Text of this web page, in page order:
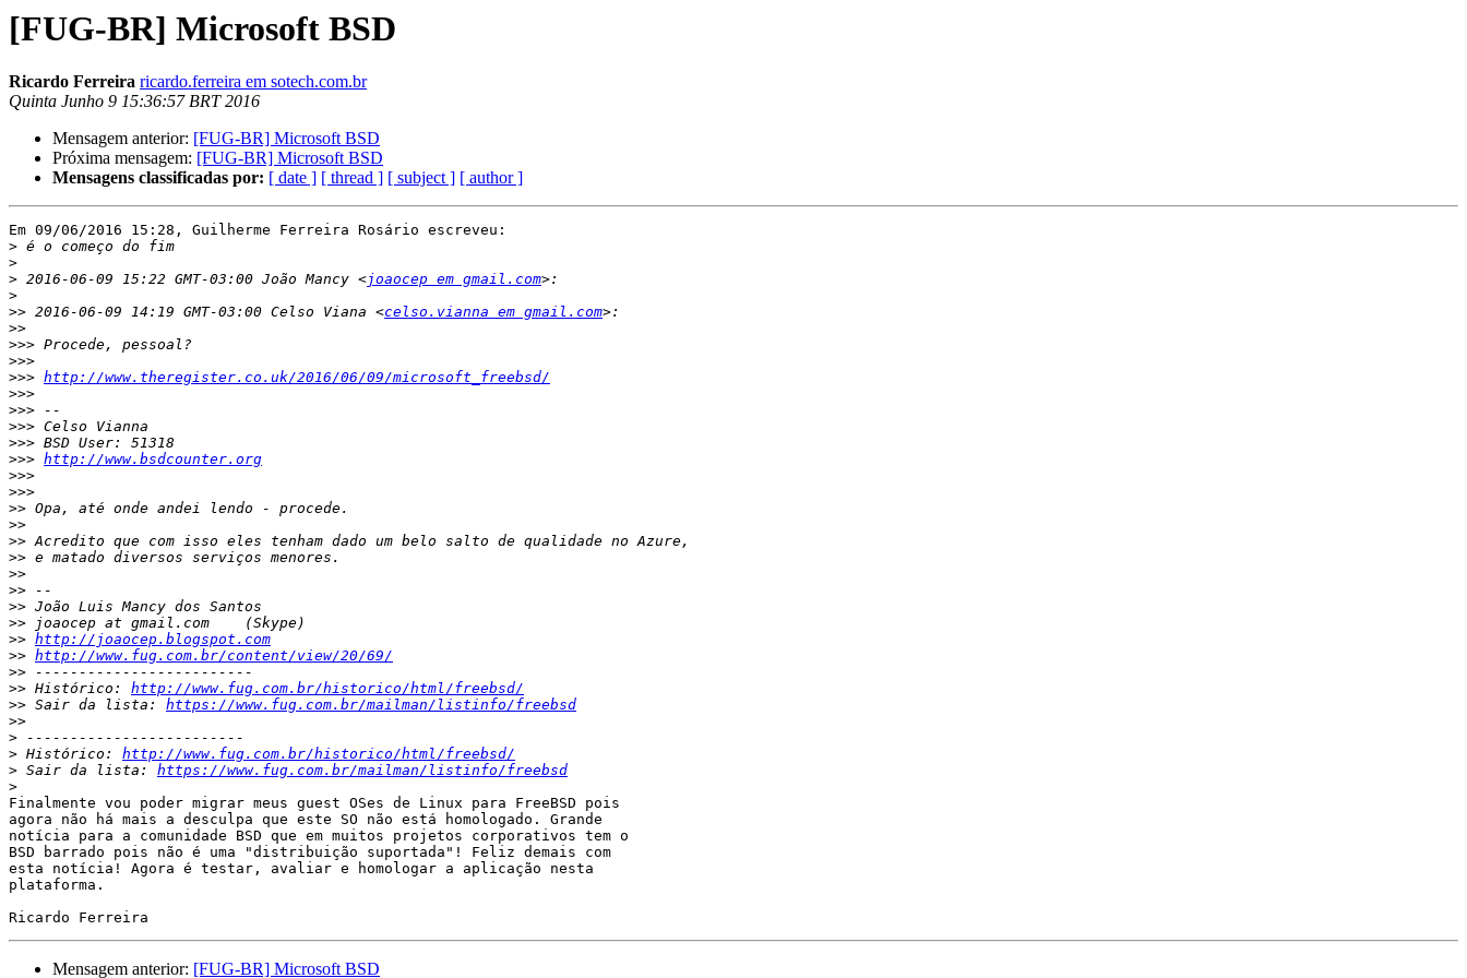
[FUG-BR] Microsoft BSD
Ricardo Ferreira ricardo.ferreira em sotech.com.br
Quinta Junho 9 15:36:57 BRT 2016
Mensagem anterior: [FUG-BR] Microsoft BSD
Próxima mensagem: [FUG-BR] Microsoft BSD
Mensagens classificadas por: [ date ] [ thread ] [ subject ] [ author ]
Em 09/06/2016 15:28, Guilherme Ferreira Rosário escreveu:
>
>
> 2016-06-09 15:22 GMT-03:00 João Mancy <joaocep em gmail.com
>
>> 2016-06-09 14:19 GMT-03:00 Celso Viana <celso.vianna em gmail.com
>>
>>>
>>>
>>> http://www.theregister.co.uk/2016/06/09/microsoft_freebsd/
>>>
>>>
>>>
>>>
>>> http://www.bsdcounter.org
>>>
>>>
>>
>>
>>
>>
>>
>>
>>
>>
>> http://joaocep.blogspot.com
>> http://www.fug.com.br/content/view/20/69/
>>
>> Histórico: http://www.fug.com.br/historico/html/freebsd/
>> Sair da lista: https://www.fug.com.br/mailman/listinfo/freebsd
>>
>
> Histórico: http://www.fug.com.br/historico/html/freebsd/
> Sair da lista: https://www.fug.com.br/mailman/listinfo/freebsd
>
Finalmente vou poder migrar meus guest OSes de Linux para FreeBSD pois
agora não há mais a desculpa que este SO não está homologado. Grande
notícia para a comunidade BSD que em muitos projetos corporativos tem o
BSD barrado pois não é uma "distribuição suportada"! Feliz demais com
esta notícia! Agora é testar, avaliar e homologar a aplicação nesta
plataforma.
Mensagem anterior: [FUG-BR] Microsoft BSD